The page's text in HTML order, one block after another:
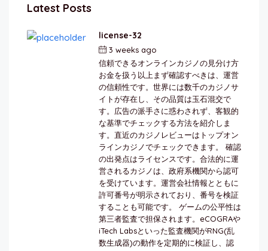
Latest Posts
license-32
3 weeks ago
信頼できるオンラインカジノの見分け方
お金を扱う以上まず確認すべきは、運営
の信頼性です。世界には数千のカジノサ
イトが存在し、その品質は玉石混交で
す。広告の派手さに惑わされず、客観的
な基準でチェックする方法を紹介しま
す。直近のカジノレビューはトップオン
ラインカジノでチェックできます。 確認
の出発点はライセンスです。合法的に運
営されるカジノは、政府系機関から認可
を受けています。運営会社情報とともに
許可番号が明示されており、番号を検証
することも可能です。 ゲームの公平性は
第三者監査で担保されます。eCOGRAや
iTech Labsといった監査機関がRNG(乱
数生成器)の動作を定期的に検証し、認